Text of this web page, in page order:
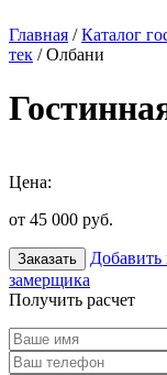
Главная /Каталог
тек / Олбани
Цена:
от 45 000 руб.
Заказать Добавить
замерщика
Получить расчет